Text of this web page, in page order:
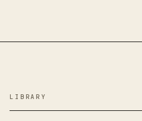
LIBRARY